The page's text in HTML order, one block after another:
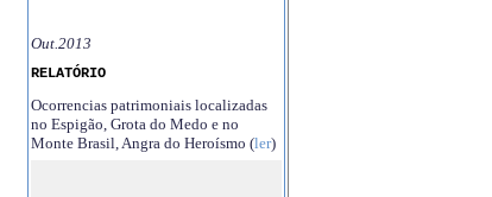
Out.2013
RELATÓRIO
Ocorrencias patrimoniais localizadas
no Espigão, Grota do Medo e no
Monte Brasil, Angra do Heroísmo (ler)